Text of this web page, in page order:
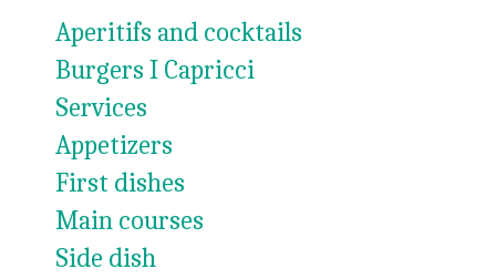
Aperitifs and cocktails
Burgers I Capricci
Services
Appetizers
First dishes
Main courses
Side dish